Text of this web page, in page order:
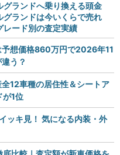
グランドへ乗り換える頭金
グランドは今いくらで売れ
レード別の査定実績
予想価格860万円で2026年11
う？
12車種の居住性＆シートア
が1位
ッキ見！ 気になる内装・外